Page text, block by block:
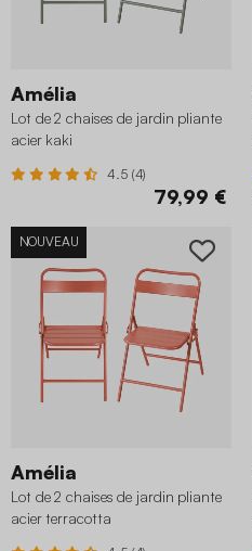
Amélia
Lot de 2 chaises de jardin pliante
acier kaki
4.5 (4)
79,99 €
NOUVEAU
Amélia
Lot de 2 chaises de jardin pliante
acier terracotta